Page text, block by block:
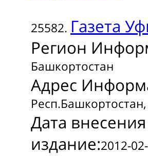
25582. Газета
Регион
Башкортостан
Адрес
Дата
издание:2012-